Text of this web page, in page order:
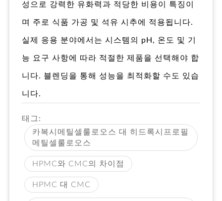
성으로 강력한 유화력과 적당한 비용이 특징이
며 주로 식품 가공 및 석유 시추에 적용됩니다.
실제 응용 분야에서는 시스템의 pH, 온도 및 기
능 요구 사항에 따라 적절한 제품을 선택해야 합
니다. 블렌딩을 통해 성능을 최적화할 수도 있습
니다.
태그:
카복시메틸셀룰로오스 대 히드록시프로필
메틸셀룰로오스
HPMC와 CMC의 차이점
HPMC 대 CMC